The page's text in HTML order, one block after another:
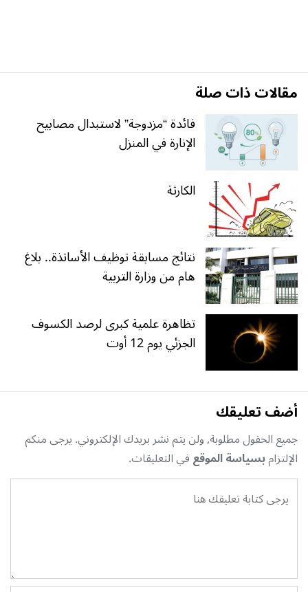
مقالات ذات صلة
فائدة “مزدوجة” لاستبدال مصابيح
الإنارة في المنزل
الكارثة
نتائج مسابقة توظيف الأساتذة.. بلاغ
هام من وزارة التربية
تظاهرة علمية كبرى لرصد الكسوف
الجزئي يوم 12 أوت
أضف تعليقك
جميع الحقول مطلوبة, ولن يتم نشر بريدك الإلكتروني. يرجى منكم
الإلتزامبسياسة الموقعفي التعليقات.